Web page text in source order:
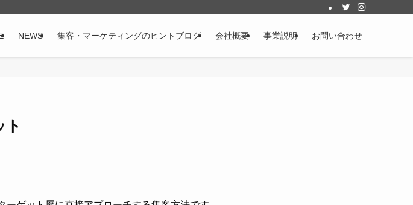
NEWS 集客・マーケティングのヒントブログ 会社概要 事業説明 お問い合わせ
ト